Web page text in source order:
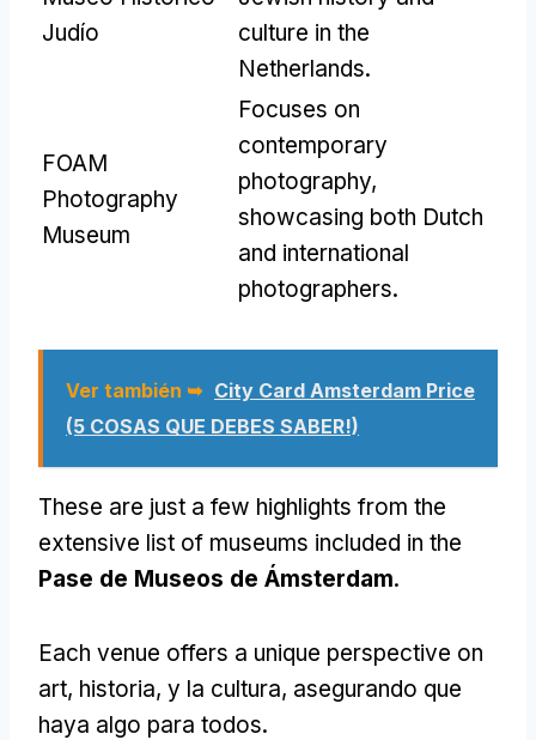
Judío
culture in the
Netherlands.
FOAM
Photography
Museum
Focuses on
contemporary
photography,
showcasing both Dutch
and international
photographers.
Ver también ➥ City Card Amsterdam Price
(5 COSAS QUE DEBES SABER!)
These are just a few highlights from the
extensive list of museums included in the
Pase de Museos de Ámsterdam.
Each venue offers a unique perspective on
art, historia, y la cultura, asegurando que
haya algo para todos.